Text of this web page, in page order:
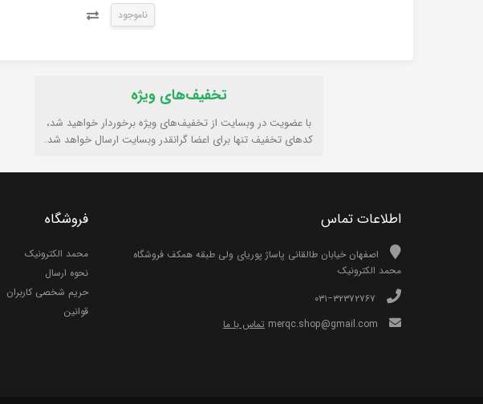
ناموجود
تخفیف‌های ویژه
با عضویت در وبسایت از تخفیف‌های ویژه برخوردار خواهید شد،
کدهای تخفیف تنها برای اعضا گرانقدر وبسایت ارسال خواهد شد.
اطلاعات تماس
اصفهان خیابان طالقانی پاساژ پوریای ولی طبقه همکف فروشگاه
محمد الکترونیک
تماس با ما
فروشگاه
محمد الکترونیک
نحوه ارسال
حریم شخصی کاربران
قوانین